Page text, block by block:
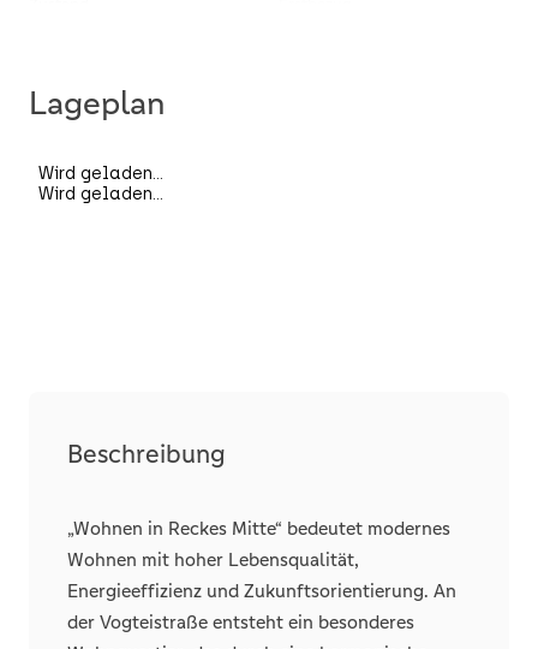
Räume, Flure und Etagen
Schlafzimmer
Abstellraum
Stellplätze
Tiefgarage
Lageplan
Beschreibung
„Wohnen in Reckes Mitte“ bedeutet modernes
Wohnen mit hoher Lebensqualität,
Energieeffizienz und Zukunftsorientierung. An
der Vogteistraße entsteht ein besonderes